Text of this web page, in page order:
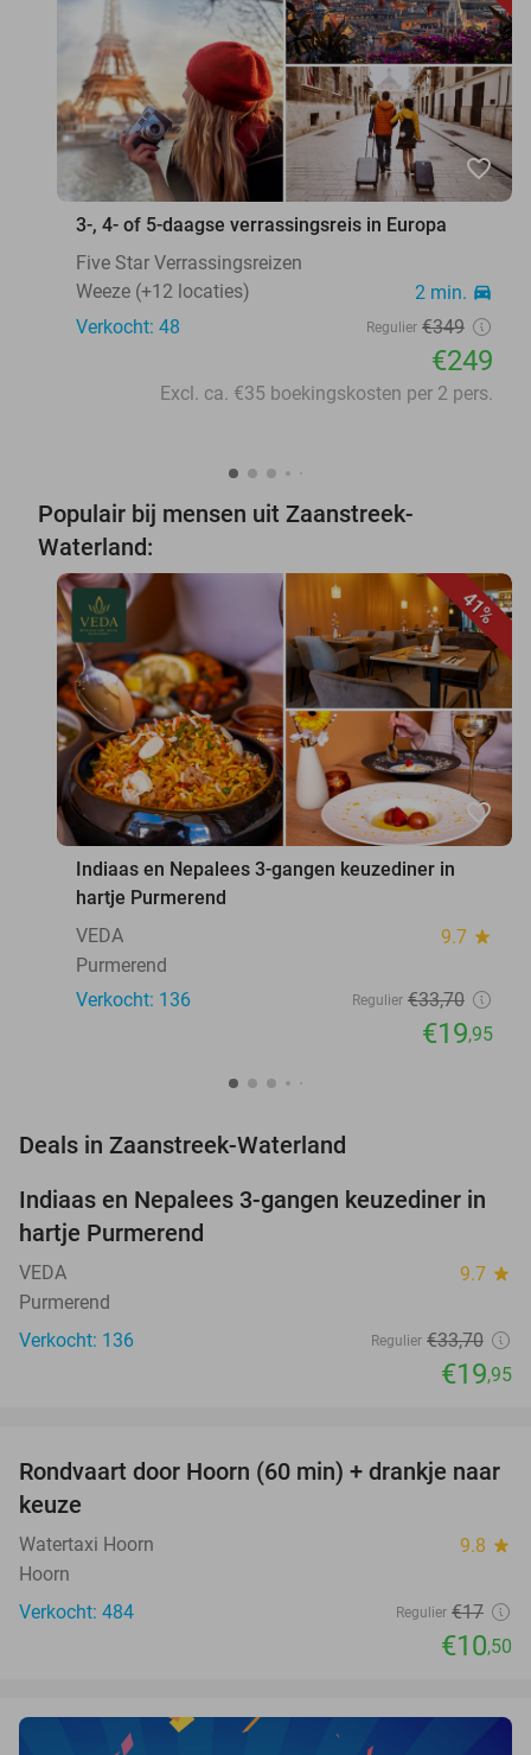
favorite_border
3-, 4- of 5-daagse verrassingsreis in Europa
Five Star Verrassingsreizen
Weeze (+12 locaties)
2 min. directions_car
Verkocht: 48 Regulier €349
€249
Excl. ca. €35 boekingskosten per 2 pers.
Populair bij mensen uit Zaanstreek-
Waterland:
41%
favorite_border
Indiaas en Nepalees 3-gangen keuzediner in
hartje Purmerend
VEDA
9.7 star
Purmerend
Verkocht: 136
Regulier €33,70
€19,95
Deals in Zaanstreek-Waterland
41%
Indiaas en Nepalees 3-gangen keuzediner in
hartje Purmerend
VEDA 9.7 star
Purmerend
Verkocht: 136
Regulier €33,70
€19,95
38%
Rondvaart door Hoorn (60 min) + drankje naar
keuze
Watertaxi Hoorn 9.8 star
Hoorn
Verkocht: 484
Regulier €17
€10,50